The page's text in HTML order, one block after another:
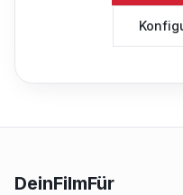
DeinFilmFür